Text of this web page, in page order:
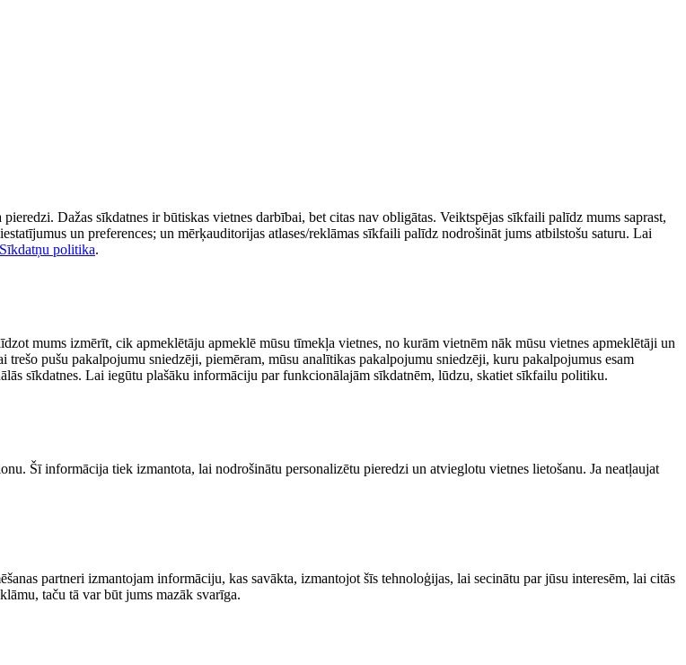
Dažas sīkdatnes ir būtiskas vietnes darbībai, bet citas nav obligātas. Veiktspējas sīkfaili palīdz mums saprast,
un preferences; un mērķauditorijas atlases/reklāmas sīkfaili palīdz nodrošināt jums atbilstošu saturu. Lai
Sīkdatņu politika.
mums izmērīt, cik apmeklētāju apmeklē mūsu tīmekļa vietnes, no kurām vietnēm nāk mūsu vietnes apmeklētāji un
pušu pakalpojumu sniedzēji, piemēram, mūsu analītikas pakalpojumu sniedzēji, kuru pakalpojumus esam
sīkdatnes. Lai iegūtu plašāku informāciju par funkcionālajām sīkdatnēm, lūdzu, skatiet sīkfailu politiku.
Šī informācija tiek izmantota, lai nodrošinātu personalizētu pieredzi un atvieglotu vietnes lietošanu. Ja neatļaujat
partneri izmantojam informāciju, kas savākta, izmantojot šīs tehnoloģijas, lai secinātu par jūsu interesēm, lai citās
taču tā var būt jums mazāk svarīga.